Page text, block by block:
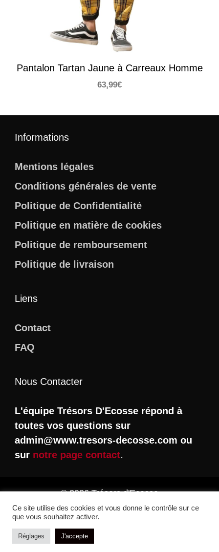
Pantalon Tartan Jaune à Carreaux Homme
63,99€
Informations
Mentions légales
Conditions générales de vente
Politique de Confidentialité
Politique en matière de cookies
Politique de remboursement
Politique de livraison
Liens
Contact
FAQ
Nous Contacter
L'équipe Trésors D'Ecosse répond à
toutes vos questions sur
admin@www.tresors-decosse.com ou
sur notre page contact.
© 2026 Trésors d'Ecosse
Ce site utilise des cookies et vous donne le contrôle sur ce
que vous souhaitez activer.
Réglages J'accepte